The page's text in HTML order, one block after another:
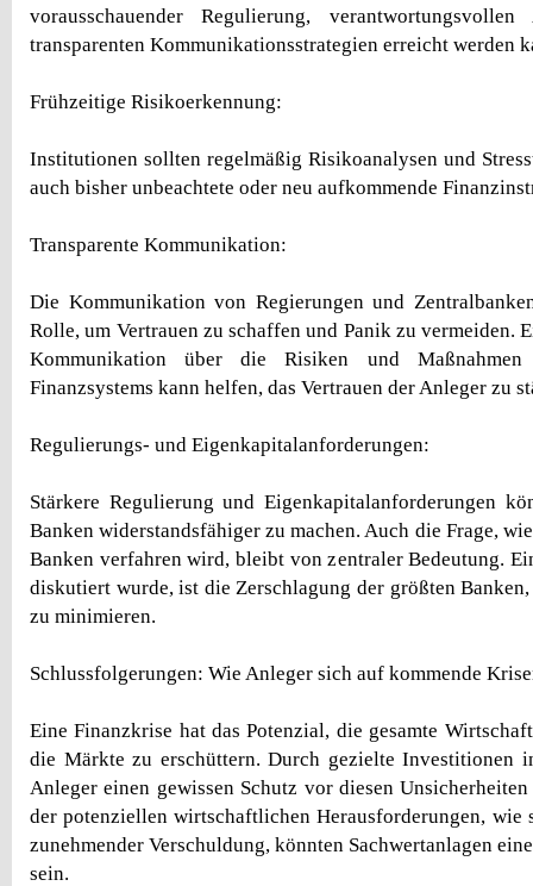
vorausschauender Regulierung, verantwortungsvollen
transparenten Kommunikationsstrategien erreicht werden
Frühzeitige Risikoerkennung:
Institutionen sollten regelmäßig Risikoanalysen und
auch bisher unbeachtete oder neu aufkommende
Transparente Kommunikation:
Die Kommunikation von Regierungen und
Rolle, um Vertrauen zu schaffen und Panik zu vermeiden.
Kommunikation über die Risiken und
Finanzsystems kann helfen, das Vertrauen der Anleger zu
Regulierungs- und Eigenkapitalanforderungen:
Stärkere Regulierung und Eigenkapitalanforderungen
Banken widerstandsfähiger zu machen. Auch die Frage,
Banken verfahren wird, bleibt von zentraler Bedeutung.
diskutiert wurde, ist die Zerschlagung der größten
zu minimieren.
Schlussfolgerungen: Wie Anleger sich auf kommende
Eine Finanzkrise hat das Potenzial, die gesamte
die Märkte zu erschüttern. Durch gezielte Investitionen
Anleger einen gewissen Schutz vor diesen
der potenziellen wirtschaftlichen Herausforderungen, wie
zunehmender Verschuldung, könnten Sachwertanlagen
sein.